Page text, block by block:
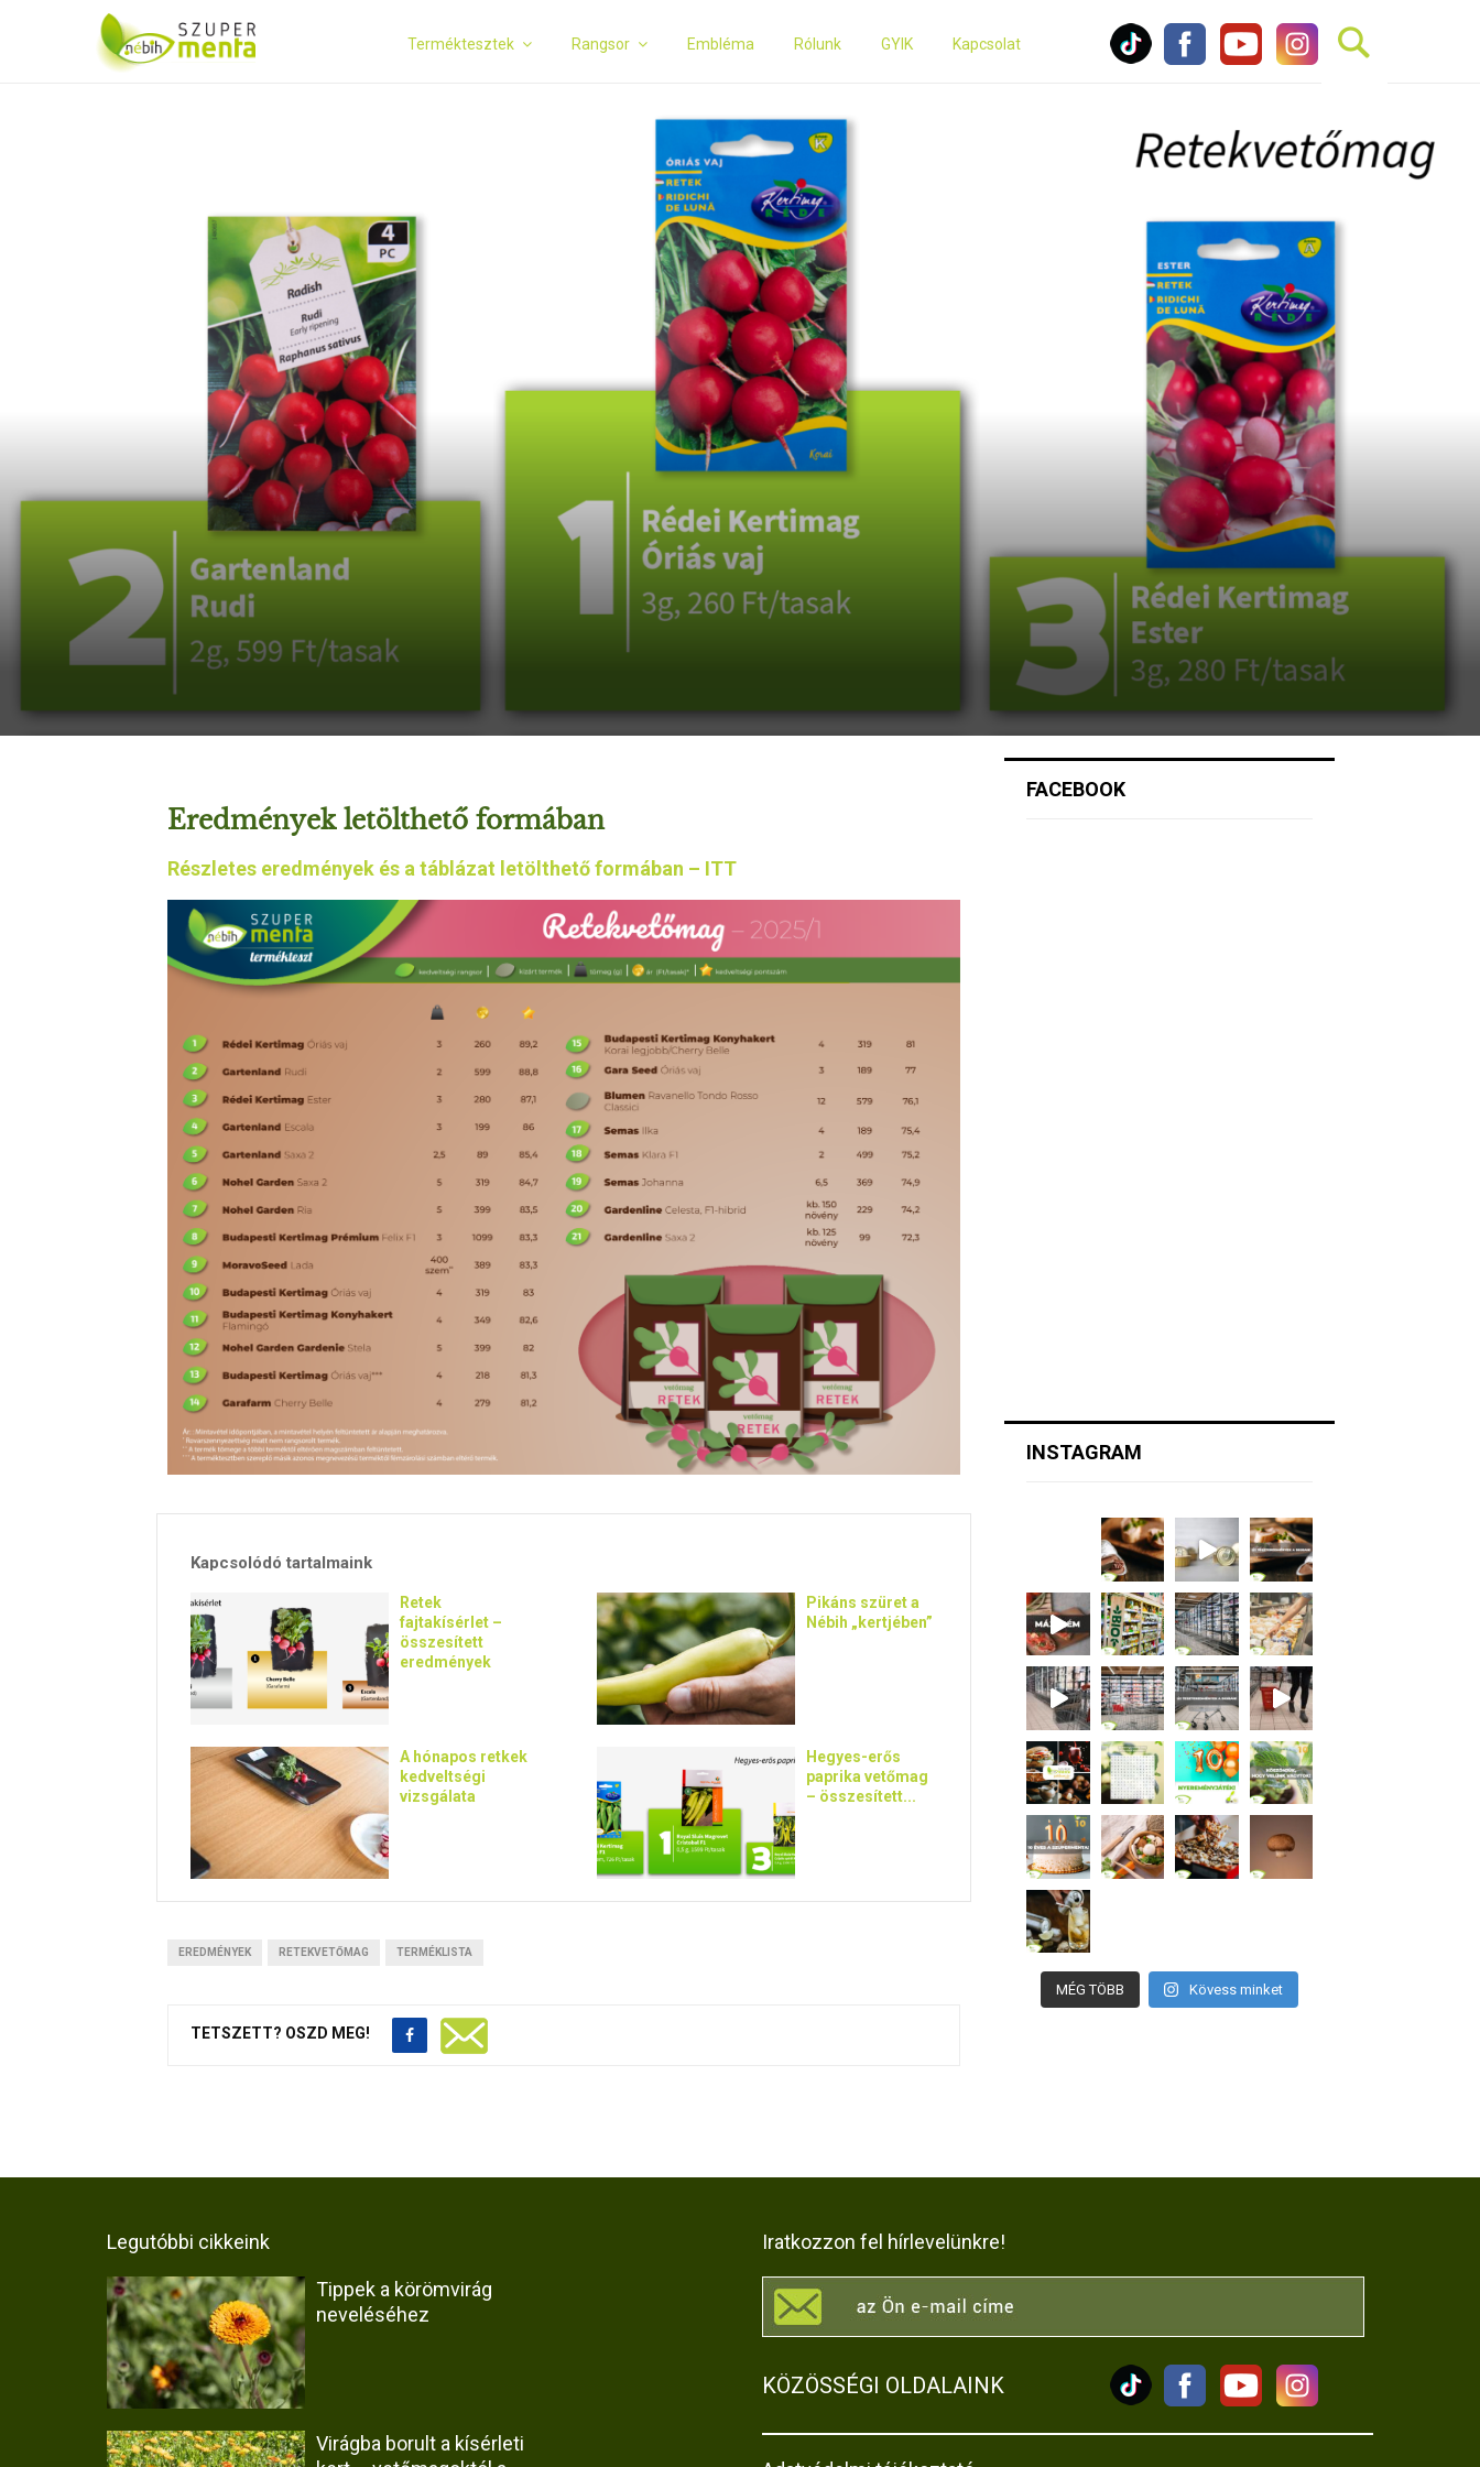
Terméktesztek Rangsor Embléma Rólunk GYIK Kapcsolat
Eredmények letölthető formában
Részletes eredmények és a táblázat letölthető formában – ITT
Kapcsolódó tartalmaink
Retek
fajtakísérlet –
összesített
eredmények
A hónapos retkek
kedveltségi
vizsgálata
Pikáns szüret a
Nébih „kertjében”
Hegyes-erős
paprika vetőmag
– összesített...
EREDMÉNYEK RETEKVETŐMAG TERMÉKLISTA
TETSZETT? OSZD MEG!
FACEBOOK
INSTAGRAM
MÉG TÖBB Kövess minket
Legutóbbi cikkeink
Tippek a körömvirág
neveléséhez
Virágba borult a kísérleti
Iratkozzon fel hírlevelünkre!
KÖZÖSSÉGI OLDALAINK